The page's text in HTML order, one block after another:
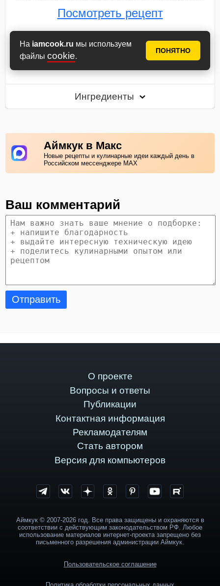
На iamcook.ru мы используем
файлы cookie.
ПОНЯТНО
Посмотреть рецепт
В книгу рецептов В планнер
30 мин 45
Ингредиенты
Аймкук в Макс
Новые рецепты и кулинарные идеи каждый день в
Российском мессенджере MAX
Ваш комментарий
Отправить
О проекте
Вопросы и ответы
Публикации
Контактная информация
Рекламодателям
Стать автором
Версия для компьютеров
Аймкук © 2007-2026 год. Все права защищены и охраняются в
соответствии с действующим законодательством РФ. Любое
использование материалов интернет-проекта запрещено без
письменного разрешения администрации Аймкук.
Пользовательское соглашение